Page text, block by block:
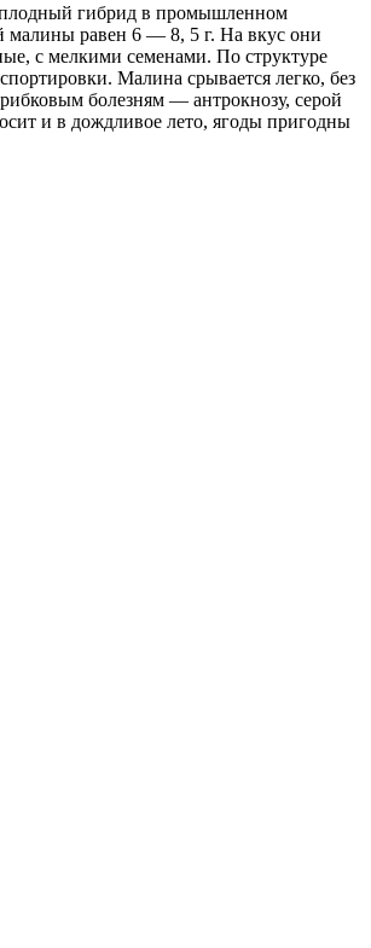
гибрид в промышленном
малины равен 6 — 8, 5 г. На вкус они
с мелкими семенами. По структуре
Малина срывается легко, без
болезням — антрокнозу, серой
и в дождливое лето, ягоды пригодны